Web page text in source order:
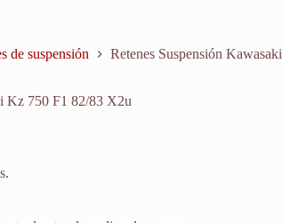
de suspensión Retenes Suspensión
Kz 750 F1 82/83 X2u